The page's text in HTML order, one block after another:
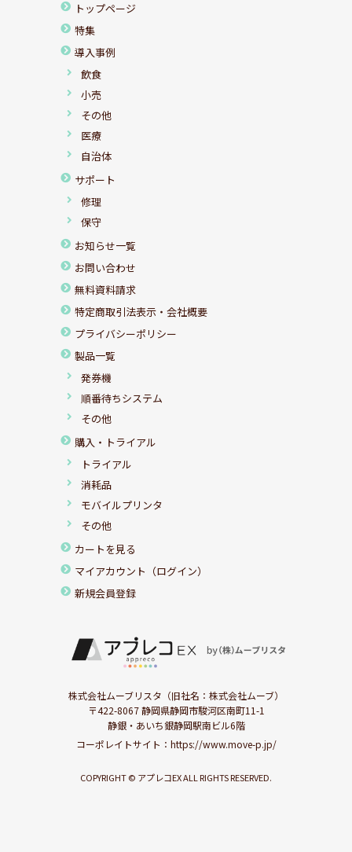
トップページ
特集
導入事例
飲食
小売
その他
医療
自治体
サポート
修理
保守
お知らせ一覧
お問い合わせ
無料資料請求
特定商取引法表示・会社概要
プライバシーポリシー
製品一覧
発券機
順番待ちシステム
その他
購入・トライアル
トライアル
消耗品
モバイルプリンタ
その他
カートを見る
マイアカウント（ログイン）
新規会員登録
株式会社ムーブリスタ（旧社名：株式会社ムーブ）
〒422-8067 静岡県静岡市駿河区南町11-1
静銀・あいち銀静岡駅南ビル6階
コーポレイトサイト： https://www.move-p.jp/
COPYRIGHT © アプレコEX ALL RIGHTS RESERVED.